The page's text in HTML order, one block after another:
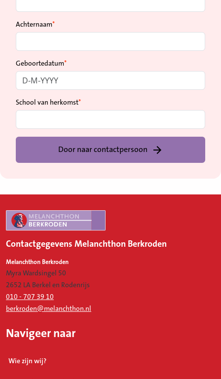
Achternaam
Geboortedatum
School van herkomst
Door naar contactpersoon
Contactgegevens Melanchthon Berkroden
Melanchthon Berkroden
Myra Wardsingel 50
2652 LA Berkel en Rodenrijs
010 - 707 39 10
berkroden@melanchthon.nl
Navigeer naar
Wie zijn wij?